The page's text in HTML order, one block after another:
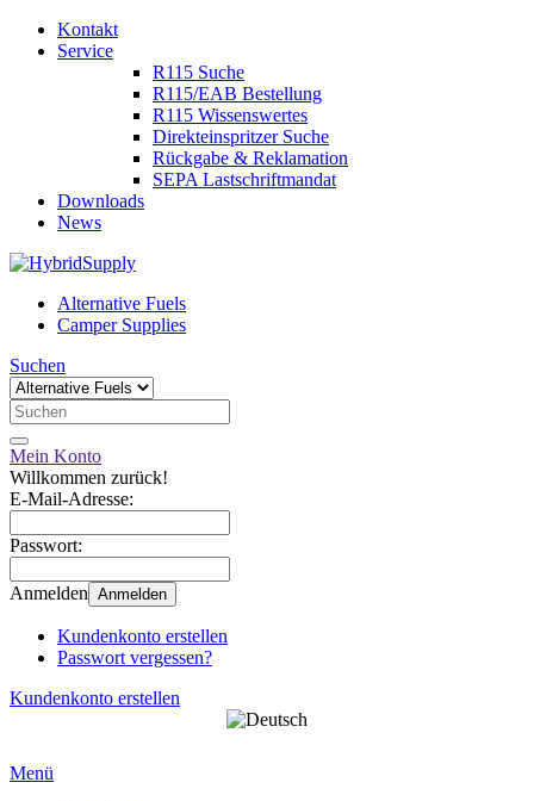
Kontakt
Service
R115 Suche
R115/EAB Bestellung
R115 Wissenswertes
Direkteinspritzer Suche
Rückgabe & Reklamation
SEPA Lastschriftmandat
Downloads
News
Alternative Fuels
Camper Supplies
Suchen
Mein Konto
Willkommen zurück!
E-Mail-Adresse:
Passwort:
Anmelden Anmelden
Kundenkonto erstellen
Passwort vergessen?
Kundenkonto erstellen
Menü